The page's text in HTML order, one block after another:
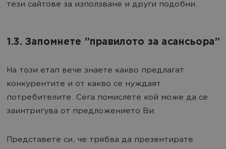
тези сайтове за използване и други подобни.
1.3. Запомнете ”правилото за асансьора”
На този етап вече знаете какво предлагат
конкурентите и от какво се нуждаят
потребителите. Сега помислете кой може да се
заинтригува от предложението Ви.
Представете си, че трябва да презентирате